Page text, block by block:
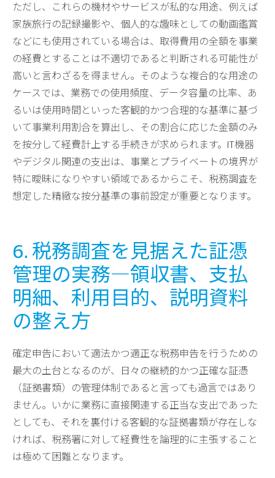
ただし、これらの機材やサービスが私的な用途、例えば
家族旅行の記録撮影や、個人的な趣味としての動画鑑賞
などにも使用されている場合は、取得費用の全額を事業
の経費とすることは不適切であると判断される可能性が
高いと言わざるを得ません。そのような複合的な用途の
ケースでは、業務での使用頻度、データ容量の比率、あ
るいは使用時間といった客観的かつ合理的な基準に基づ
いて事業利用割合を算出し、その割合に応じた金額のみ
を按分して経費計上する手続きが求められます。IT機器
やデジタル関連の支出は、事業とプライベートの境界が
特に曖昧になりやすい領域であるからこそ、税務調査を
想定した精緻な按分基準の事前設定が重要となります。
6. 税務調査を見据えた証憑
管理の実務―領収書、支払
明細、利用目的、説明資料
の整え方
確定申告において適法かつ適正な税務申告を行うための
最大の土台となるのが、日々の継続的かつ正確な証憑
（証拠書類）の管理体制であると言っても過言ではあり
ません。いかに業務に直接関連する正当な支出であった
としても、それを裏付ける客観的な証拠書類が存在しな
ければ、税務署に対して経費性を論理的に主張すること
は極めて困難となります。